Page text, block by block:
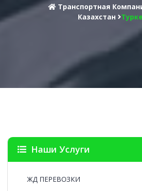
Транспортная
Казахстан
Наши Услуги
ЖД ПЕРЕВОЗКИ